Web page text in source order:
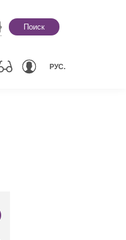
Поиск
РУС.